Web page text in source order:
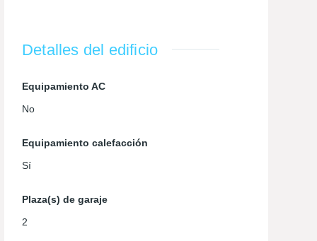
Detalles del edificio
Equipamiento AC
No
Equipamiento calefacción
Sí
Plaza(s) de garaje
2